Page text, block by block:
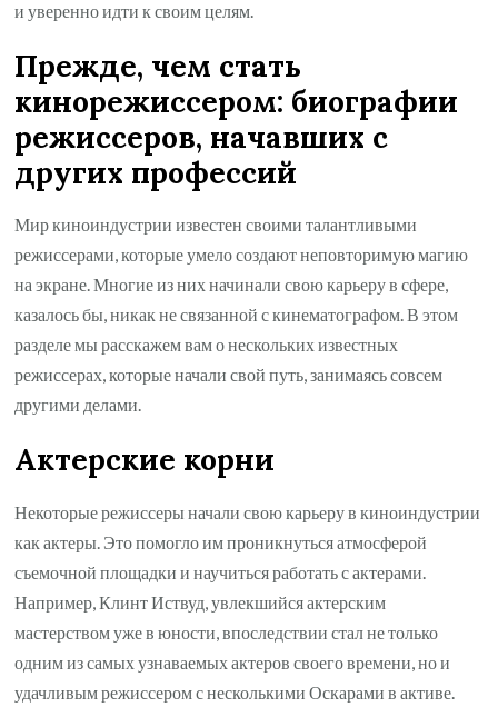
и уверенно идти к своим целям.
Прежде, чем стать
кинорежиссером: биографии
режиссеров, начавших с
других профессий
Мир киноиндустрии известен своими талантливыми
режиссерами, которые умело создают неповторимую магию
на экране. Многие из них начинали свою карьеру в сфере,
казалось бы, никак не связанной с кинематографом. В этом
разделе мы расскажем вам о нескольких известных
режиссерах, которые начали свой путь, занимаясь совсем
другими делами.
Актерские корни
Некоторые режиссеры начали свою карьеру в киноиндустрии
как актеры. Это помогло им проникнуться атмосферой
съемочной площадки и научиться работать с актерами.
Например, Клинт Иствуд, увлекшийся актерским
мастерством уже в юности, впоследствии стал не только
одним из самых узнаваемых актеров своего времени, но и
удачливым режиссером с несколькими Оскарами в активе.